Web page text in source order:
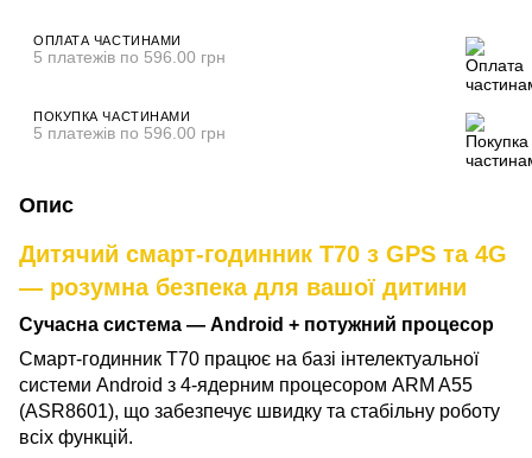
ОПЛАТА ЧАСТИНАМИ
5 платежів по 596.00 грн
ПОКУПКА ЧАСТИНАМИ
5 платежів по 596.00 грн
Опис
Дитячий смарт-годинник T70 з GPS та 4G
— розумна безпека для вашої дитини
Сучасна система — Android + потужний процесор
Смарт-годинник T70 працює на базі інтелектуальної
системи Android з 4-ядерним процесором ARM A55
(ASR8601), що забезпечує швидку та стабільну роботу
всіх функцій.